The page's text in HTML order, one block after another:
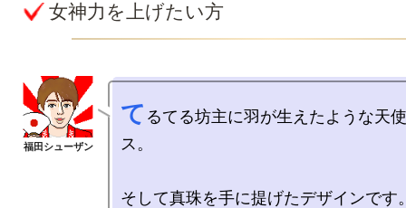
女神力を上げたい方
て るてる坊主に羽が生えたような天
ス。
そして真珠を手に提げたデザインです